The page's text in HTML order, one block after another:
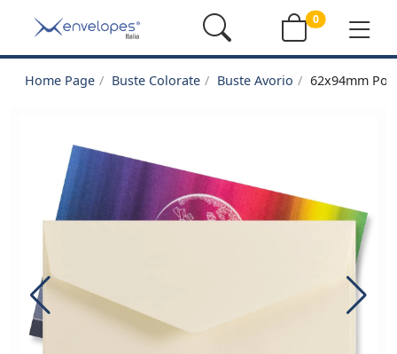
0
Home Page Buste Colorate Buste Avorio 62x94mm